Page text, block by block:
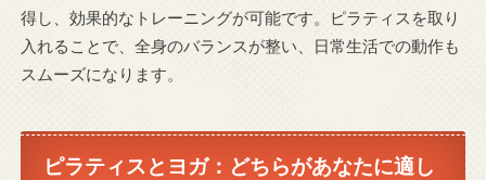
得し、効果的なトレーニングが可能です。ピラティスを取り
入れることで、全身のバランスが整い、日常生活での動作も
スムーズになります。
ピラティスとヨガ：どちらがあなたに適し